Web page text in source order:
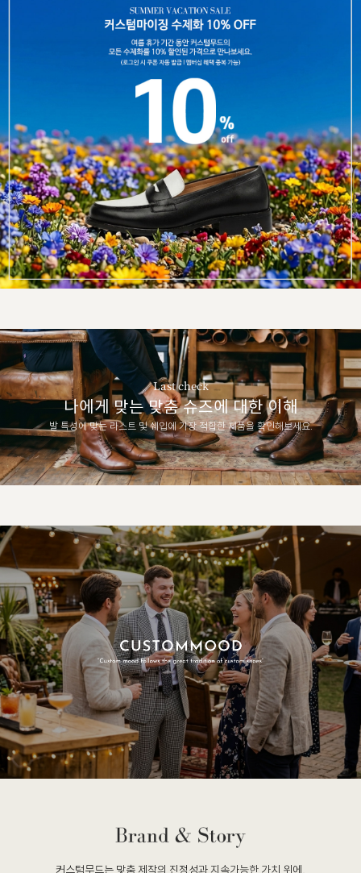
Last check
나에게 맞는 맞춤 슈즈에 대한 이해
발 특성에 맞는 라스트 및 쉐입에 가장 적합한 제품을 확인해보세요.